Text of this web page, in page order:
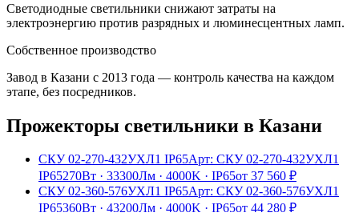
Светодиодные светильники снижают затраты на
электроэнергию против разрядных и люминесцентных ламп.
Собственное производство
Завод в Казани с 2013 года — контроль качества на каждом
этапе, без посредников.
Прожекторы светильники в Казани
СКУ 02-270-432УХЛ1 IP65Арт: СКУ 02-270-432УХЛ1
IP65270Вт · 33300Лм · 4000K · IP65от 37 560 ₽
СКУ 02-360-576УХЛ1 IP65Арт: СКУ 02-360-576УХЛ1
IP65360Вт · 43200Лм · 4000K · IP65от 44 280 ₽